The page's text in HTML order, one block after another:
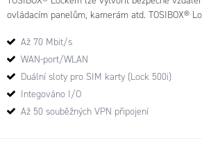
ovládacím panelům, kamerám atd. TOSIBOX®
a automatickou obnovu spojení. Díky své
aplikace s omezeným prostorem.
Až 70 Mbit/s
WAN-port/WLAN
Duální sloty pro SIM karty (Lock 500i)
Integováno I/O
Až 50 souběžných VPN připojení